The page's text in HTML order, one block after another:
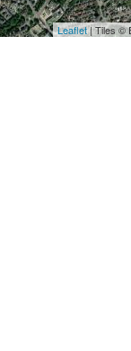
Leaflet| Tiles ©